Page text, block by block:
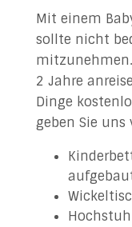
Mit einem
sollte nicht
2 Jahre
Dinge
geben Sie uns
Hochstuhl